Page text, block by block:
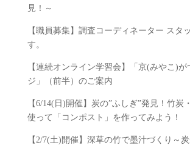
見！～
【職員募集】調査コーディネーター スタ
す。
【連続オンライン学習会】「京(みやこ)が
ジ」（前半）のご案内
【6/14(日)開催】炭の”ふしぎ”発見！竹炭
使って「コンポスト」を作ってみよう！
【2/7(土)開催】深草の竹で墨汁づくり～